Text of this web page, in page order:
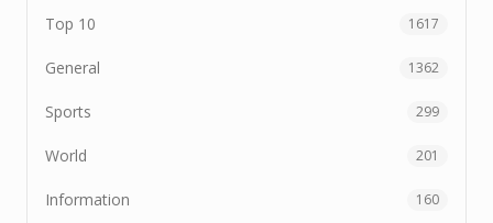
Top 10 1617
General 1362
Sports 299
World 201
Information 160